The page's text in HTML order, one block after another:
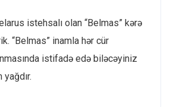
istehsalı olan “Belmas” kərə
“Belmas” inamla hər cür
istifadə edə biləcəyiniz